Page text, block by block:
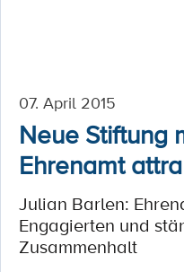
07. April 2015
Neue Stiftung
Ehrenamt
Julian Barlen:
Engagierten und
Zusammenhalt